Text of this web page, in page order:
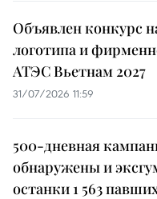
Объявлен конкурс
логотипа и
АТЭС Вьетнам 2027
31/07/2026 11:59
500-дневная
обнаружены и
останки 1 563